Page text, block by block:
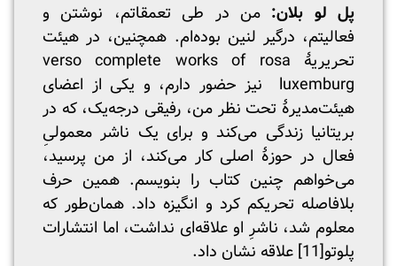
پل لو بلان: من در طی تعمقاتم، نوشتن و
فعالیتم، درگیر لنین بوده‌ام. همچنین، در هیئت
تحریریۀ verso complete works of rosa
luxemburg نیز حضور دارم، و یکی از اعضای
هیئت‌مدیرۀ تحت نظر من، رفیقی درجه‌یک، که در
بریتانیا زندگی می‌کند و برای یک ناشر معمولیِ
فعال در حوزۀ اصلی کار می‌کند، از من پرسید،
می‌خواهم چنین کتاب را بنویسم. همین حرف
بلافاصله تحریکم کرد و انگیزه داد. همان‌طور که
معلوم شد، ناشرِ او علاقه‌ای نداشت، اما انتشارات
پلوتو[11]
علاقه نشان داد.